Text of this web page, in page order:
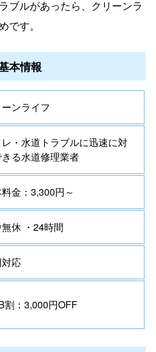
ブルがあったら、クリーンラ
です。
本情報
ンライフ
レ・水道トラブルに迅速に対
る水道修理業者
金：3,300円～
休 ・24時間
応
割：3,000円OFF